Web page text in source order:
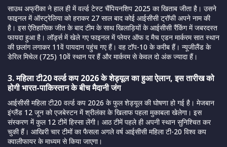
साउथ अफ्रीका ने हाल ही में वर्ल्ड टेस्ट चैंपियनशिप 2025 का खिताब जीता है। उसने
फाइनल में ऑस्ट्रेलिया को हराकर 27 साल बाद कोई आईसीसी ट्रॉफी अपने नाम की
है। इस ऐतिहासिक जीत के बाद टीम के साथ खिलाड़ियों के आईसीसी रैंकिंग में जबरदस्त
फायदा हुआ है। लॉर्ड्स में खेले गए फाइनल में प्लेयर ऑफ द मैच एडन मार्करम सात स्थान
की छलांग लगाकर 11वें पायदान पहुंच गए हैं। वह टॉप-10 के करीब हैं। न्यूजीलैंड के
डेरिल मिचेल (725) 10वें स्थान पर हैं और मार्करम से केवल दो अंक ज्यादा हैं।
3. महिला टी20 वर्ल्ड कप 2026 के शेड्यूल का हुआ ऐलान, इस तारीख को
होगी भारत-पाकिस्तान के बीच मैदानी जंग
आईसीसी महिला टी20 वर्ल्ड कप 2026 के फुल शेड्यूल की घोषणा हो गई है। मेजबान
इंग्लैंड 12 जून को एजबेस्टन में श्रीलंका के खिलाफ पहला मुकाबला खेलेगा। इस
संस्करण में कुल 12 टीमें हिस्सा लेंगी। आठ टीमें पहले ही अपनी स्थान सुनिश्चित कर
चुकी हैं। आखिरी चार टीमों का फैसला अगले वर्ष आईसीसी महिला टी-20 विश्व कप
क्वालीफायर के माध्यम से किया जाएगा।